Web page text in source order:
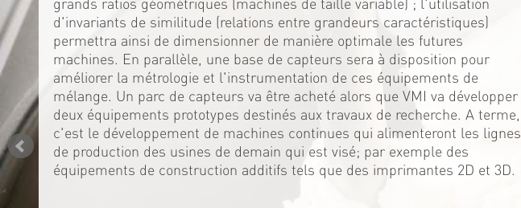
d'invariants de similitude (relations entre grandeurs caractéristiques)
permettra ainsi de dimensionner de manière optimale les futures
machines. En parallèle, une base de capteurs sera à disposition pour
améliorer la métrologie et l'instrumentation de ces équipements de
mélange. Un parc de capteurs va être acheté alors que VMI va développer
deux équipements prototypes destinés aux travaux de recherche. A terme,
c'est le développement de machines continues qui alimenteront les lignes
de production des usines de demain qui est visé; par exemple des
équipements de construction additifs tels que des imprimantes 2D et 3D.